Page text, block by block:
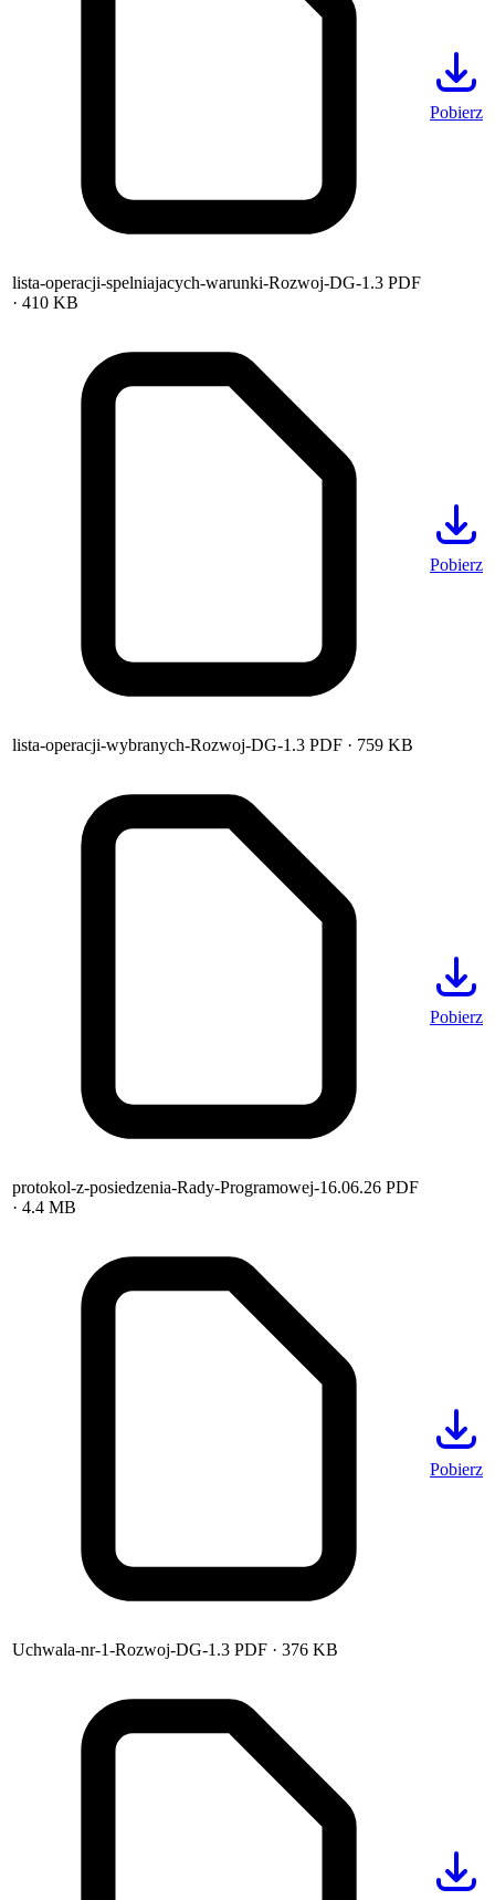
lista-operacji-spelniajacych-warunki-Rozwoj-DG-1.3 PDF
· 410 KB
Pobierz
lista-operacji-wybranych-Rozwoj-DG-1.3 PDF · 759 KB
Pobierz
protokol-z-posiedzenia-Rady-Programowej-16.06.26 PDF
· 4.4 MB
Pobierz
Uchwala-nr-1-Rozwoj-DG-1.3 PDF · 376 KB
Pobierz